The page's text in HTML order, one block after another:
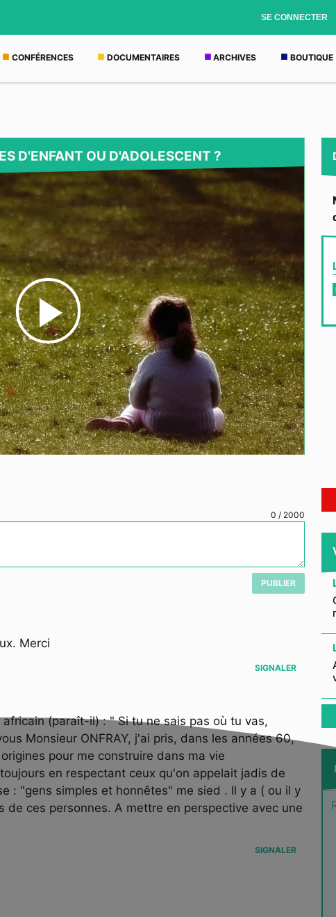
SE CONNECTER
CONFÉRENCES DOCUMENTAIRES ARCHIVES BOUTIQUE
D'ENFANT OU D'ADOLESCENT ?
Play
Video
0 / 2000
PUBLIER
Merci
SIGNALER
(paraît-il) : " Si tu ne sais pas où tu vas,
Monsieur ONFRAY, j'ai pris, dans les années 60,
pour me construire dans ma vie
en respectant ceux qu'on appelait jadis de
: "gens simples et honnêtes" me sied . Il y a ( ou il y
de ces personnes. A mettre en perspective avec une
SIGNALER